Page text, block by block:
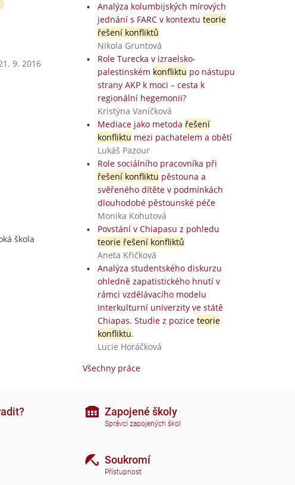
9. 2016
škola
Analýza kolumbijských mírových
jednání s FARC v kontextu teorie
řešení konfliktů
Nikola Gruntová
Role Turecka v izraelsko-
palestinském konfliktu po nástupu
strany AKP k moci – cesta k
regionální hegemonii?
Kristýna Vaníčková
Mediace jako metoda řešení
konfliktu mezi pachatelem a obětí
Lukáš Pazour
Role sociálního pracovníka při
řešení konfliktu pěstouna a
svěřeného dítěte v podmínkách
dlouhodobé pěstounské péče
Monika Kohutová
Povstání v Chiapasu z pohledu
teorie řešení konfliktů
Aneta Křičková
Analýza studentského diskurzu
ohledně zapatistického hnutí v
rámci vzdělávacího modelu
Interkulturní univerzity ve státě
Chiapas. Studie z pozice teorie
konfliktu.
Lucie Horáčková
Všechny práce
Zapojené školy
Správci zapojených škol
Soukromí
Přístupnost